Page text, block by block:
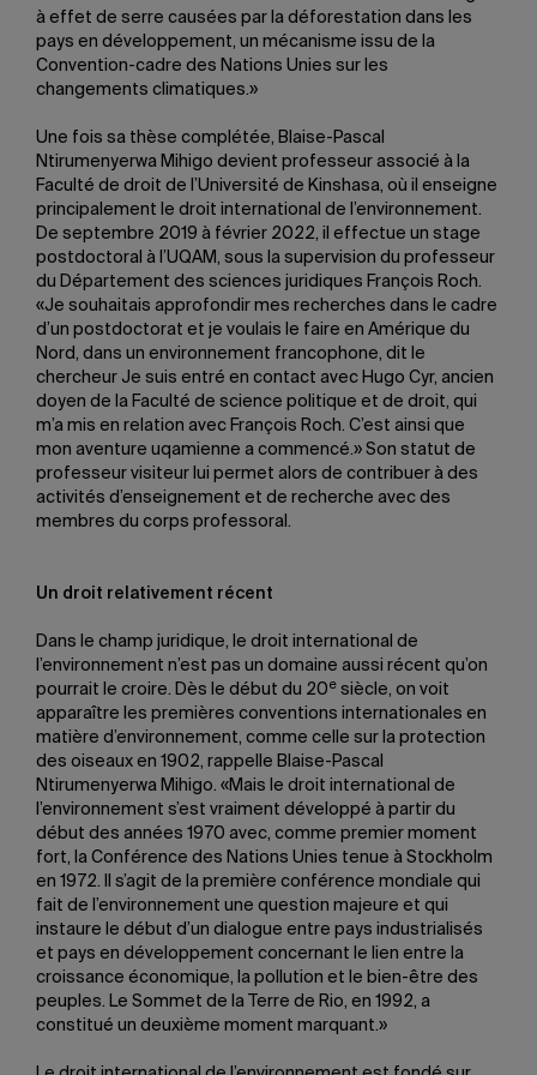
à effet de serre causées par la déforestation dans les
pays en développement, un mécanisme issu de la
Convention-cadre des Nations Unies sur les
changements climatiques.»
Une fois sa thèse complétée, Blaise-Pascal
Ntirumenyerwa Mihigo devient professeur associé à la
Faculté de droit de l’Université de Kinshasa, où il enseigne
principalement le droit international de l’environnement.
De septembre 2019 à février 2022, il effectue un stage
postdoctoral à l’UQAM, sous la supervision du professeur
du Département des sciences juridiques François Roch.
«Je souhaitais approfondir mes recherches dans le cadre
d’un postdoctorat et je voulais le faire en Amérique du
Nord, dans un environnement francophone, dit le
chercheur Je suis entré en contact avec Hugo Cyr, ancien
doyen de la Faculté de science politique et de droit, qui
m’a mis en relation avec François Roch. C’est ainsi que
mon aventure uqamienne a commencé.» Son statut de
professeur visiteur lui permet alors de contribuer à des
activités d’enseignement et de recherche avec des
membres du corps professoral.
Un droit relativement récent
Dans le champ juridique, le droit international de
l’environnement n’est pas un domaine aussi récent qu’on
pourrait le croire. Dès le début du 20 e siècle, on voit
apparaître les premières conventions internationales en
matière d’environnement, comme celle sur la protection
des oiseaux en 1902, rappelle Blaise-Pascal
Ntirumenyerwa Mihigo. «Mais le droit international de
l’environnement s’est vraiment développé à partir du
début des années 1970 avec, comme premier moment
fort, la Conférence des Nations Unies tenue à Stockholm
en 1972. Il s’agit de la première conférence mondiale qui
fait de l’environnement une question majeure et qui
instaure le début d’un dialogue entre pays industrialisés
et pays en développement concernant le lien entre la
croissance économique, la pollution et le bien-être des
peuples. Le Sommet de la Terre de Rio, en 1992, a
constitué un deuxième moment marquant.»